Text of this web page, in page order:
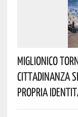
Miglionico
Cittadinanza
Propria